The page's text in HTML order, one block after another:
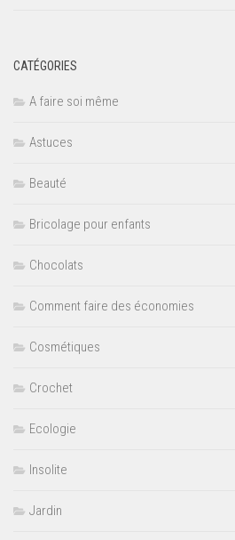
CATÉGORIES
A faire soi même
Astuces
Beauté
Bricolage pour enfants
Chocolats
Comment faire des économies
Cosmétiques
Crochet
Ecologie
Insolite
Jardin